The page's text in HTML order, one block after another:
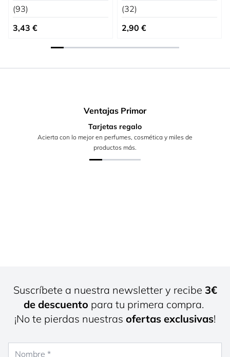
(93)
3,43 €
(32)
2,90 €
Ventajas Primor
Tarjetas regalo
Acierta con lo mejor en perfumes, cosmética y miles de
productos más.
Suscríbete a nuestra newsletter y recibe 3€
de descuento para tu primera compra.
¡No te pierdas nuestras ofertas exclusivas!